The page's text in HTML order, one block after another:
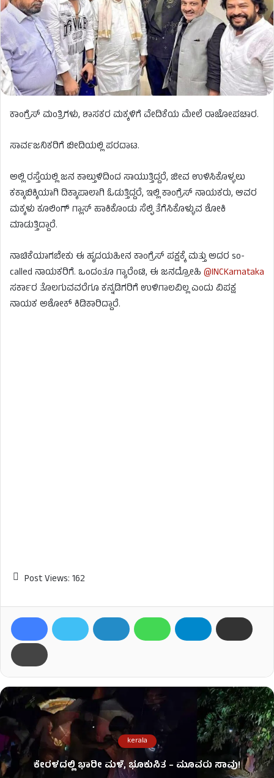
ಕಾಂಗ್ರೆಸ್ ಮಂತ್ರಿಗಳು, ಶಾಸಕರ ಮಕ್ಕಳಿಗೆ ವೇದಿಕೆಯ ಮೇಲೆ ರಾಜೋಪಚಾರ.
ಸಾರ್ವಜನಿಕರಿಗೆ ಬೀದಿಯಲ್ಲಿ ಪರದಾಟ.
ಅಲ್ಲಿ ರಸ್ತೆಯಲ್ಲಿ ಜನ ಕಾಲ್ತುಳಿದಿಂದ ಸಾಯುತ್ತಿದ್ದರೆ, ಜೀವ ಉಳಿಸಿಕೊಳ್ಳಲು
ಕಕ್ಕಾಬಿಕ್ಕಿಯಾಗಿ ದಿಕ್ಕಾಪಾಲಾಗಿ ಓಡುತ್ತಿದ್ದರೆ, ಇಲ್ಲಿ ಕಾಂಗ್ರೆಸ್ ನಾಯಕರು, ಆವರ
ಮಕ್ಕಳು ಕೂಲಿಂಗ್ ಗ್ಲಾಸ್ ಹಾಕಿಕೊಂಡು ಸೆಲ್ಫಿ ತೆಗೆಸಿಕೊಳ್ಳುವ ಶೋಕಿ
ಮಾಡುತ್ತಿದ್ದಾರೆ.
ನಾಚಿಕೆಯಾಗಬೇಕು ಈ ಹೃದಯಹೀನ ಕಾಂಗ್ರೆಸ್ ಪಕ್ಷಕ್ಕೆ ಮತ್ತು ಅದರ so-
called ನಾಯಕರಿಗೆ. ಒಂದಂತೂ ಗ್ಯಾರೆಂಟಿ, ಈ ಜನದ್ರೋಹಿ @INCKarnataka
ಸರ್ಕಾರ ತೊಲಗುವವರೆಗೂ ಕನ್ನಡಿಗರಿಗೆ ಉಳಿಗಾಲವಿಲ್ಲ ಎಂದು ವಿಪಕ್ಷ
ನಾಯಕ ಅಶೋಕ್ ಕಿಡಿಕಾರಿದ್ದಾರೆ.
Post Views: 162
kerala
ಕೇರಳದಲ್ಲಿ ಭಾರೀ ಮಳೆ, ಭೂಕುಸಿತ – ಮೂವರು ಸಾವು!